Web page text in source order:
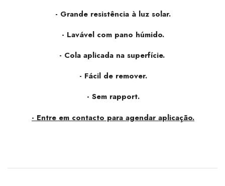
- Grande resistência à luz solar.
- Lavável com pano húmido.
- Cola aplicada na superfície.
- Fácil de remover.
- Sem rapport.
- Entre em contacto para agendar aplicação.